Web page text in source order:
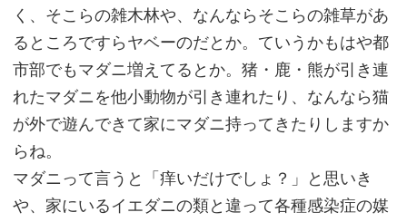
く、そこらの雑木林や、なんならそこらの雑草があ
るところですらヤベーのだとか。ていうかもはや都
市部でもマダニ増えてるとか。猪・鹿・熊が引き連
れたマダニを他小動物が引き連れたり、なんなら猫
が外で遊んできて家にマダニ持ってきたりしますか
らね。
マダニって言うと「痒いだけでしょ？」と思いき
や、家にいるイエダニの類と違って各種感染症の媒